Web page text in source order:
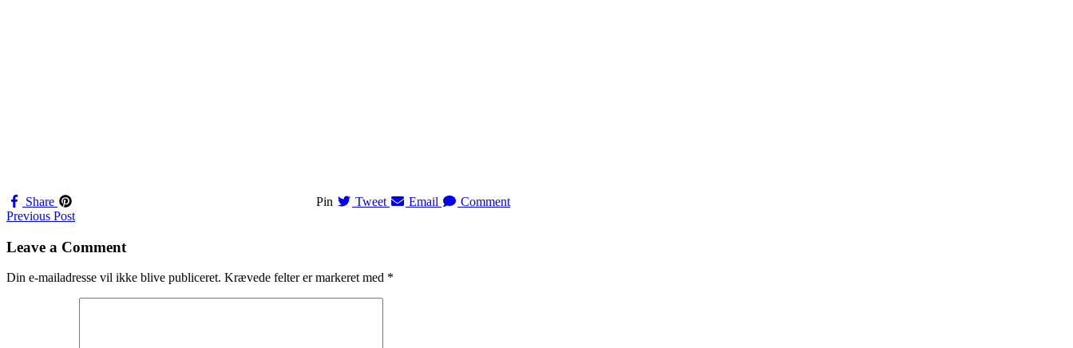
Share Pin Tweet Email Comment
Navigation
til
Previous Post
Leave a Comment
Din e-mailadresse vil ikke blive publiceret. Krævede felter er markeret med *